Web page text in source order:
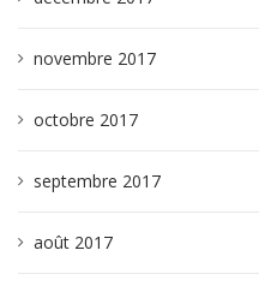
novembre 2017
octobre 2017
septembre 2017
août 2017